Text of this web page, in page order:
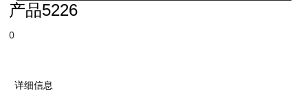
产品5226
0
详细信息